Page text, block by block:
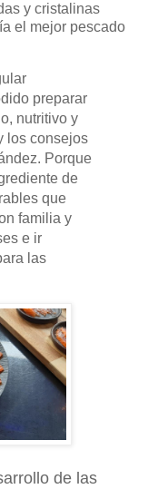
y cristalinas
el mejor pescado
preparar
nutritivo y
los consejos
Porque
de
que
familia y
e ir
las
de las